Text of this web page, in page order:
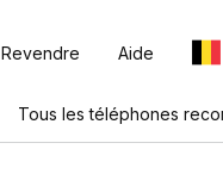
Revendre Aide
Tous les téléphones